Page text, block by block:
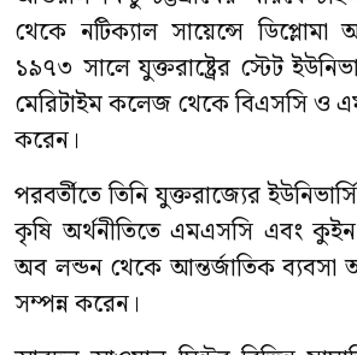
থেকে নটিক্যাল সায়েন্সে ডিপ্লোমা
১৯৭৩ সালে যুক্তরাষ্ট্রের স্টেট
মেরিটাইম কলেজ থেকে বিএসসি ও
করেন।
পরবর্তীতে তিনি যুক্তরাজ্যের
কৃষি অর্থনীতিতে এমএসসি এবং কুইন
অব লন্ডন থেকে আন্তর্জাতিক ব্যবসা
সম্পন্ন করেন।